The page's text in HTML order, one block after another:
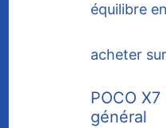
équilibre
acheter
POCO
général